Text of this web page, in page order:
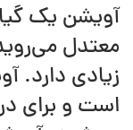
آویشن یک
معتدل
زیادی
است و برای